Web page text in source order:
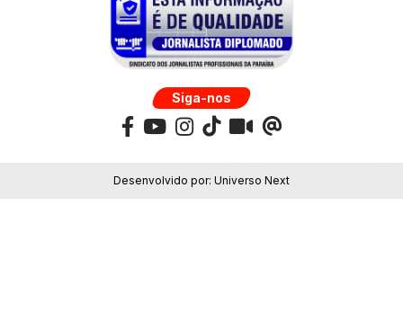
Siga-nos
Desenvolvido por: Universo Next